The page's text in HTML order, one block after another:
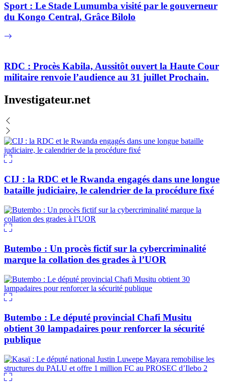
Sport : Le Stade Lumumba visité par le gouverneur
du Kongo Central, Grâce Bilolo
RDC : Procès Kabila, Aussitôt ouvert la Haute Cour
militaire renvoie l’audience au 31 juillet Prochain.
Investigateur.net
CIJ : la RDC et le Rwanda engagés dans une longue
bataille judiciaire, le calendrier de la procédure fixé
Butembo : Un procès fictif sur la cybercriminalité
marque la collation des grades à l’UOR
Butembo : Le député provincial Chafi Musitu
obtient 30 lampadaires pour renforcer la sécurité
publique